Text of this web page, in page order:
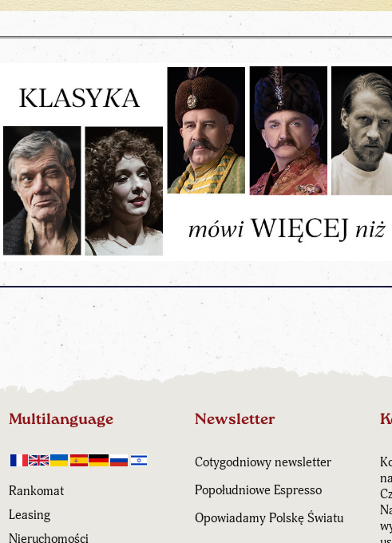
Multilanguage
Rankomat
Leasing
Nieruchomości
Newsletter
Cotygodniowy newsletter
Popołudniowe Espresso
Opowiadamy Polskę Światu